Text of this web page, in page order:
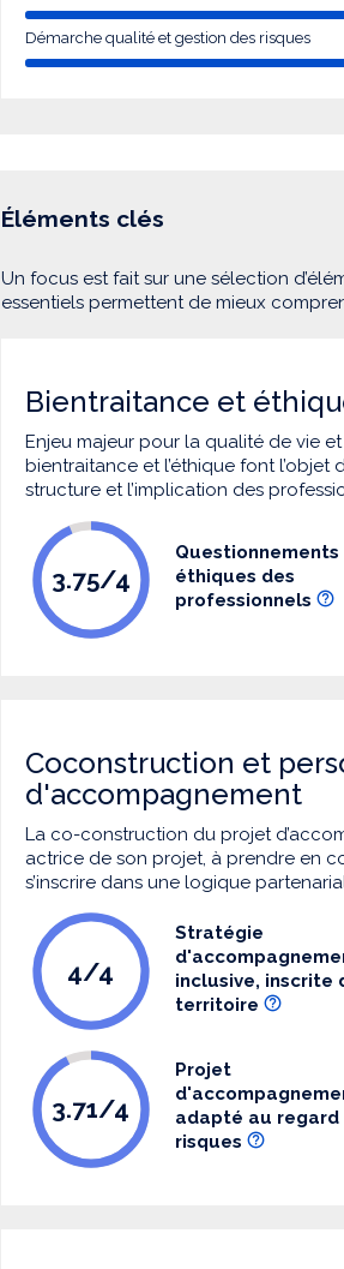
Démarche qualité et gestion des risques
Éléments clés
Un focus est fait sur une sélection
essentiels permettent de mieux
Bientraitance et
Enjeu majeur pour la qualité de vie
bientraitance et l’éthique font l’objet
structure et l’implication des
3.75/4
Questionnements
éthiques des
professionnels
Coconstruction et
d'accompagnement
La co-construction du projet
actrice de son projet, à prendre en
s’inscrire dans une logique
4/4
Stratégie
inclusive, inscrite
territoire
3.71/4
Projet
adapté au regard
risques